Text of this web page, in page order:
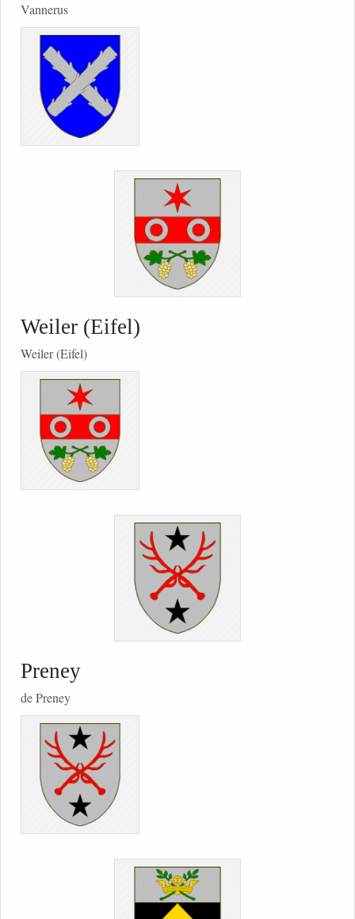
Vannerus
Weiler (Eifel)
Weiler (Eifel)
Preney
de Preney